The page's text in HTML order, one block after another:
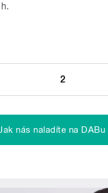
2
nás naladíte na DABu